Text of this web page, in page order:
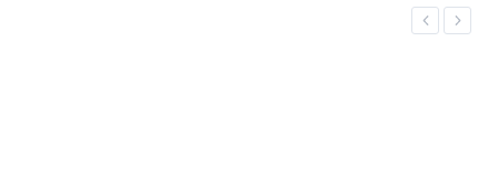
Previous
Next